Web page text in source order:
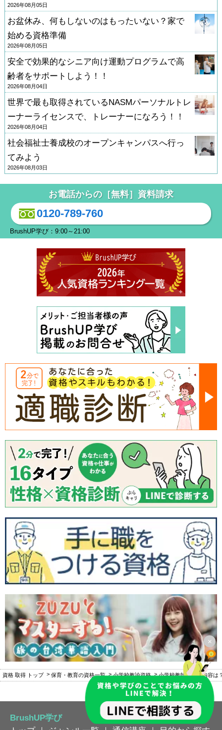
×
2026年08月05日
お盆休み、何もしないのはもったいない？家で
始める資格準備
2026年08月05日
安全で効果的なシニア向け運動プログラムで高
齢者をサポートしよう！！
2026年08月04日
世界で最も取得されているNASMパーソナルトレ
ーナーライセンスで、トレーナーになろう！！
2026年08月04日
社会福祉士養成校のオープンキャンパスへ行っ
てみよう
2026年08月03日
お電話からの［無料］資料請求
0120-789-760
BrushUP学び：9:00～21:00
資格 取得 トップ 保育・教育の資格一覧 小学校教諭資格 小学校教師の仕事内容は
BrushUP学び